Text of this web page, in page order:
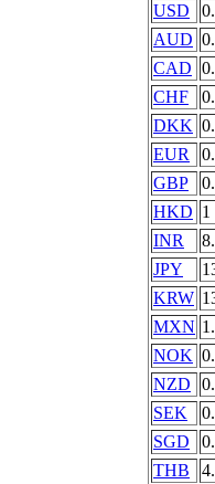
USD
AUD
CAD
CHF
DKK
EUR
GBP
HKD 1
INR
JPY
KRW
MXN
NOK
NZD
SEK
SGD
THB